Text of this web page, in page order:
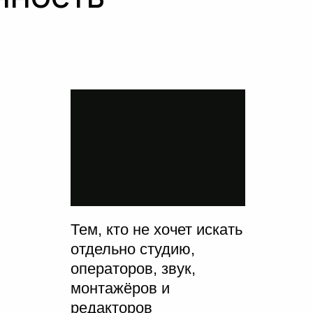
Тем, кто не хочет искать
отдельно студию,
операторов, звук,
монтажёров и
редакторов